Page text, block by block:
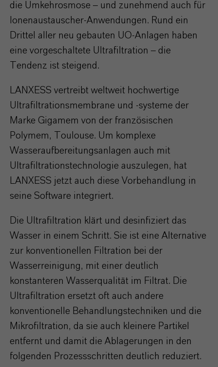
die Umkehrosmose – und zunehmend auch für
Ionenaustauscher-Anwendungen. Rund ein
Drittel aller neu gebauten UO-Anlagen haben
eine vorgeschaltete Ultrafiltration – die
Tendenz ist steigend.
LANXESS vertreibt weltweit hochwertige
Ultrafiltrationsmembrane und -systeme der
Marke Gigamem von der französischen
Polymem, Toulouse. Um komplexe
Wasseraufbereitungsanlagen auch mit
Ultrafiltrationstechnologie auszulegen, hat
LANXESS jetzt auch diese Vorbehandlung in
seine Software integriert.
Die Ultrafiltration klärt und desinfiziert das
Wasser in einem Schritt. Sie ist eine Alternative
zur konventionellen Filtration bei der
Wasserreinigung, mit einer deutlich
konstanteren Wasserqualität im Filtrat. Die
Ultrafiltration ersetzt oft auch andere
konventionelle Behandlungstechniken und die
Mikrofiltration, da sie auch kleinere Partikel
entfernt und damit die Ablagerungen in den
folgenden Prozessschritten deutlich reduziert.